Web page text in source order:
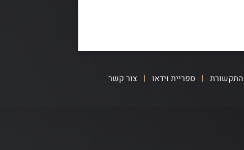
התקשורת ספריית וידאו
צור קשר